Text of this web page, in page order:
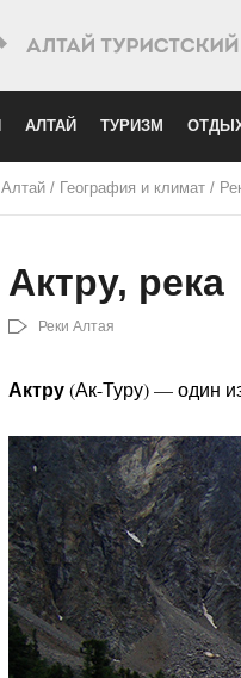
АЛТАЙ ТУРИЗМ
Алтай/ География и климат/
Актру, река
Реки Алтая
Актру(Ак-Туру) — один